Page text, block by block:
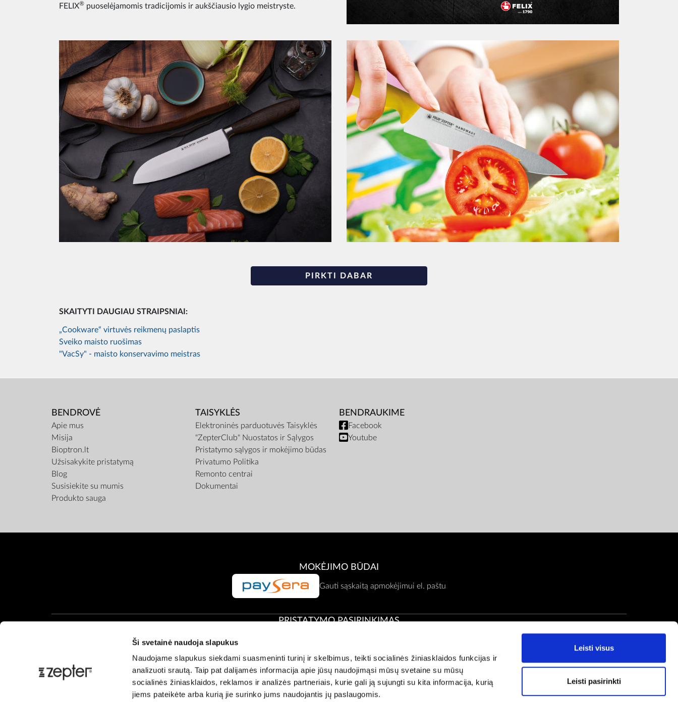
Ši svetainė naudoja slapukus
Naudojame slapukus siekdami suasmeninti turinį ir skelbimus, teikti socialinės žiniasklaidos funkcijas ir
analizuoti srautą. Taip pat dalijamės informacija apie jūsų naudojimąsi mūsų svetaine su mūsų
socialinės žiniasklaidos, reklamos ir analizės partneriais, kurie gali ją sujungti su kita informacija, kurią
jiems pateikėte arba kurią jie surinko jums naudojantis jų paslaugomis.
Leisti visus
Leisti pasirinkti
FELIX® puoselėjamomis tradicijomis ir aukščiausio lygio meistryste.
PIRKTI DABAR
SKAITYTI DAUGIAU STRAIPSNIAI:
„Cookware“ virtuvės reikmenų paslaptis
Sveiko maisto ruošimas
"VacSy" - maisto konservavimo meistras
BENDROVĖ
Apie mus
Misija
Bioptron.lt
Užsisakykite pristatymą
Blog
Susisiekite su mumis
Produkto sauga
TAISYKLĖS
Elektroninės parduotuvės Taisyklės
"ZepterClub" Nuostatos ir Sąlygos
Pristatymo sąlygos ir mokėjimo būdas
Privatumo Politika
Remonto centrai
Dokumentai
BENDRAUKIME
Facebook
Youtube
MOKĖJIMO BŪDAI
Gauti sąskaitą apmokėjimui el. paštu
PRISTATYMO PASIRINKIMAS
Klientų aptarnavimas:office@zepter.lt;Tel:0 800 00001, (05) 2636121